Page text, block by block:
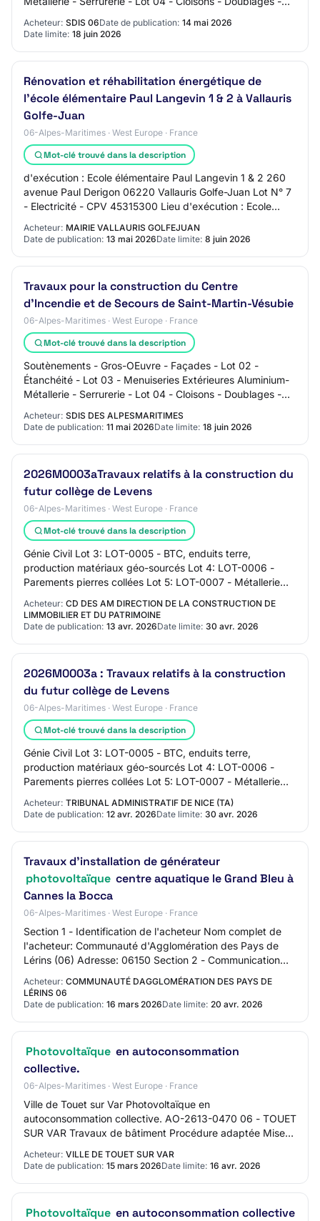
Acheteur: SDIS 06Date de publication: 14 mai 2026
Date limite: 18 juin 2026
Rénovation et réhabilitation énergétique de
l'école élémentaire Paul Langevin 1 & 2 à Vallauris
Golfe-Juan
06-Alpes-Maritimes · West Europe · France
Mot-clé trouvé dans la description
d'exécution : Ecole élémentaire Paul Langevin 1 & 2 260
avenue Paul Derigon 06220 Vallauris Golfe-Juan Lot N° 7
- Electricité - CPV 45315300 Lieu d'exécution : Ecole
Acheteur: MAIRIE VALLAURIS GOLFEJUAN
Date de publication: 13 mai 2026Date limite: 8 juin 2026
Travaux pour la construction du Centre
d'Incendie et de Secours de Saint-Martin-Vésubie
06-Alpes-Maritimes · West Europe · France
Mot-clé trouvé dans la description
Soutènements - Gros-OEuvre - Façades - Lot 02 -
Étanchéité - Lot 03 - Menuiseries Extérieures Aluminium-
Métallerie - Serrurerie - Lot 04 - Cloisons - Doublages -
Acheteur: SDIS DES ALPESMARITIMES
Date de publication: 11 mai 2026Date limite: 18 juin 2026
2026M0003aTravaux relatifs à la construction du
futur collège de Levens
06-Alpes-Maritimes · West Europe · France
Mot-clé trouvé dans la description
Génie Civil Lot 3: LOT-0005 - BTC, enduits terre,
production matériaux géo-sourcés Lot 4: LOT-0006 -
Parements pierres collées Lot 5: LOT-0007 - Métallerie
Acheteur: CD DES AM DIRECTION DE LA CONSTRUCTION DE
LIMMOBILIER ET DU PATRIMOINE
Date de publication: 13 avr. 2026Date limite: 30 avr. 2026
2026M0003a : Travaux relatifs à la construction
du futur collège de Levens
06-Alpes-Maritimes · West Europe · France
Mot-clé trouvé dans la description
Génie Civil Lot 3: LOT-0005 - BTC, enduits terre,
production matériaux géo-sourcés Lot 4: LOT-0006 -
Parements pierres collées Lot 5: LOT-0007 - Métallerie
Lot 6: LOT-0008 - Menuiseries intérieures L…
Acheteur: TRIBUNAL ADMINISTRATIF DE NICE (TA)
Date de publication: 12 avr. 2026Date limite: 30 avr. 2026
Travaux d’installation de générateur
photovoltaïque centre aquatique le Grand Bleu à
Cannes la Bocca
06-Alpes-Maritimes · West Europe · France
Section 1 - Identification de l'acheteur Nom complet de
l'acheteur: Communauté d'Agglomération des Pays de
Lérins (06) Adresse: 06150 Section 2 - Communication
Nom du contact: Communauté d'Agglomérat…
Acheteur: COMMUNAUTÉ DAGGLOMÉRATION DES PAYS DE
LÉRINS 06
Date de publication: 16 mars 2026Date limite: 20 avr. 2026
Photovoltaïque en autoconsommation
collective.
06-Alpes-Maritimes · West Europe · France
Ville de Touet sur Var Photovoltaïque en
autoconsommation collective. AO-2613-0470 06 - TOUET
SUR VAR Travaux de bâtiment Procédure adaptée Mise
Acheteur: VILLE DE TOUET SUR VAR
Date de publication: 15 mars 2026Date limite: 16 avr. 2026
Photovoltaïque en autoconsommation collective